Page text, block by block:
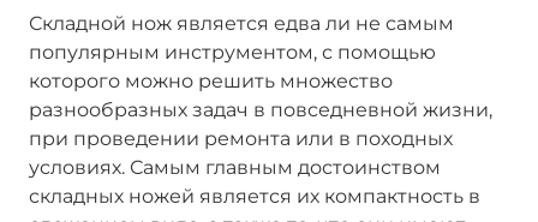
Складной нож является едва ли не самым
популярным инструментом, с помощью
которого можно решить множество
разнообразных задач в повседневной жизни,
при проведении ремонта или в походных
условиях. Самым главным достоинством
складных ножей является их компактность в